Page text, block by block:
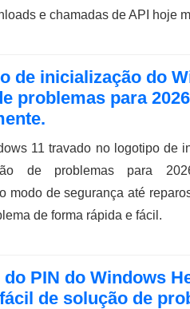
e chamadas de API hoje
de inicialização do
problemas para
11 travado no logotipo de
de problemas para
modo de segurança até
de forma rápida e fácil.
PIN do Windows
de solução de